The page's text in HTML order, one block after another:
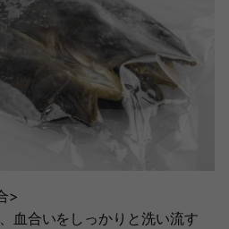
>
血合いをしっかりと洗い流す